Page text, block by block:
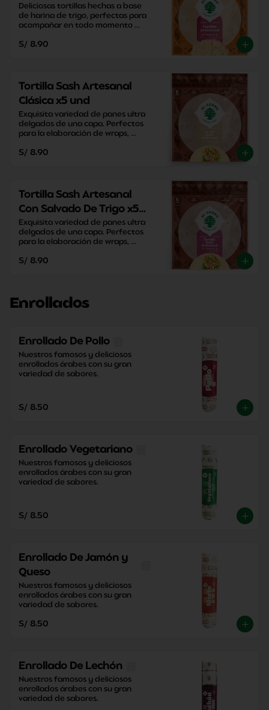
Deliciosas tortillas hechas a base
de harina de trigo, perfectas para
acompañar en todo momento
versatilidad y practicidad.
S/ 8.90
Tortilla Sash Artesanal
Clásica x5 und
Exquisita variedad de panes ultra
delgados de una capa. Perfectos
para la elaboración de wraps,
S/ 8.90
Tortilla Sash Artesanal
Con Salvado De Trigo x5
und
Exquisita variedad de panes ultra
delgados de una capa. Perfectos
para la elaboración de wraps,
S/ 8.90
Enrollados
Enrollado De Pollo
Nuestros famosos y deliciosos
enrollados árabes con su gran
variedad de sabores.
S/ 8.50
Enrollado Vegetariano
Nuestros famosos y deliciosos
enrollados árabes con su gran
variedad de sabores.
S/ 8.50
Enrollado De Jamón y
Queso
Nuestros famosos y deliciosos
enrollados árabes con su gran
variedad de sabores.
S/ 8.50
Enrollado De Lechón
Nuestros famosos y deliciosos
enrollados árabes con su gran
variedad de sabores.